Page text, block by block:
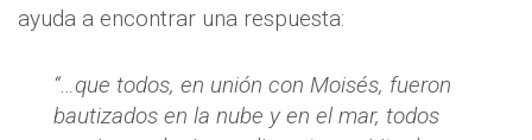
ayuda a encontrar una respuesta:
“…que todos, en unión con Moisés, fueron
bautizados en la nube y en el mar, todos